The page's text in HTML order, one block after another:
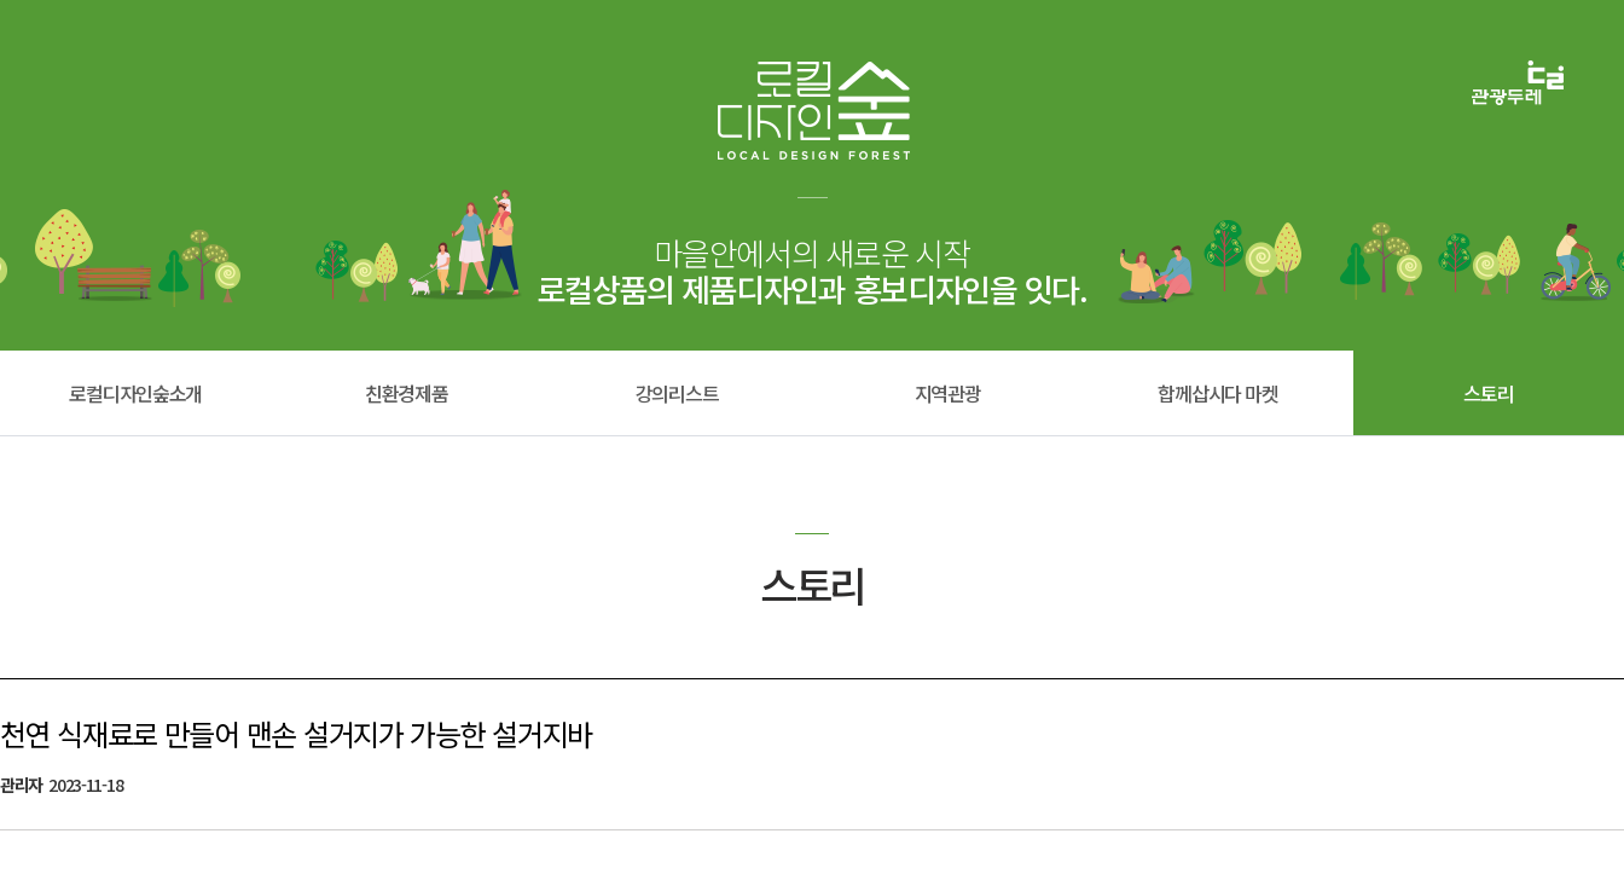
마을안에서의 새로운 시작
로컬상품의 제품디자인과 홍보디자인을 잇다.
로컬디자인숲소개 친환경제품 강의리스트 지역관광 합께삽시다 마켓 스토리
스토리
천연 식재료로 만들어 맨손 설거지가 가능한 설거지바
관리자 2023-11-18